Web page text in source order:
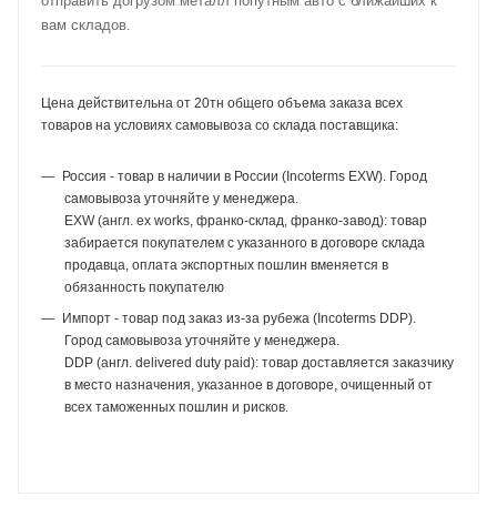
вам складов.
Цена действительна от 20тн общего объема заказа всех
товаров на условиях самовывоза со склада поставщика:
Россия - товар в наличии в России (Incoterms EXW). Город
самовывоза уточняйте у менеджера.
EXW (англ. ex works, франко-склад, франко-завод): товар
забирается покупателем с указанного в договоре склада
продавца, оплата экспортных пошлин вменяется в
обязанность покупателю
Импорт - товар под заказ из-за рубежа (Incoterms DDP).
Город самовывоза уточняйте у менеджера.
DDP (англ. delivered duty paid): товар доставляется заказчику
в место назначения, указанное в договоре, очищенный от
всех таможенных пошлин и рисков.